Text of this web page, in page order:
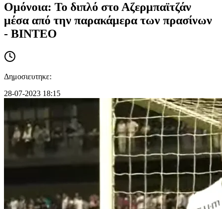
Ομόνοια: Το διπλό στο Αζερμπαϊτζάν
μέσα από την παρακάμερα των πρασίνων
- ΒΙΝΤΕΟ
Δημοσιευτηκε:
28-07-2023 18:15